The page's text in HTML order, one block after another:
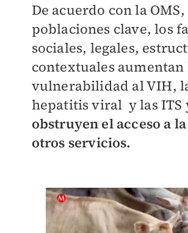
De acuerdo con la
poblaciones clave, los
sociales, legales,
contextuales aumentan
vulnerabilidad al VIH,
hepatitis viral y las ITS
obstruyen el acceso a
otros servicios.